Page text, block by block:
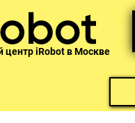
центр iRobot в Москве